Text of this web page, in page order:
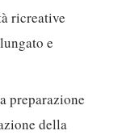
ricreative
e
preparazione
della